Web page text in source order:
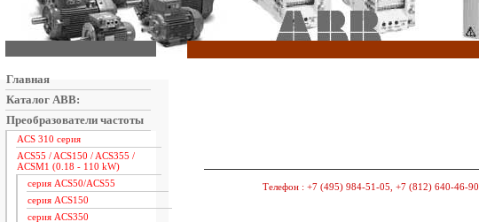
Главная
Каталог ABB:
Преобразователи частоты
ACS 310 серия
ACS55 / ACS150 / ACS355 /
ACSM1 (0.18 - 110 kW)
серия ACS50/ACS55
серия ACS150
серия ACS350
Телефон : +7 (495) 984-51-05, +7 (812) 640-46-90